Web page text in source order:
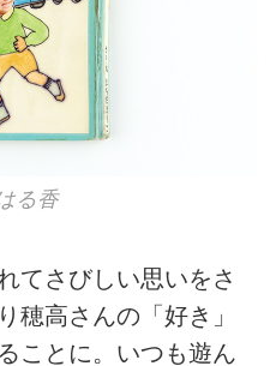
る香
てさびしい思いをさ
穂高さんの「好き」
ことに。いつも遊ん